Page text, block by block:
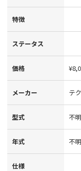
特徴
ステータス
価格
メーカー テ
型式 不明
年式 不明
仕様